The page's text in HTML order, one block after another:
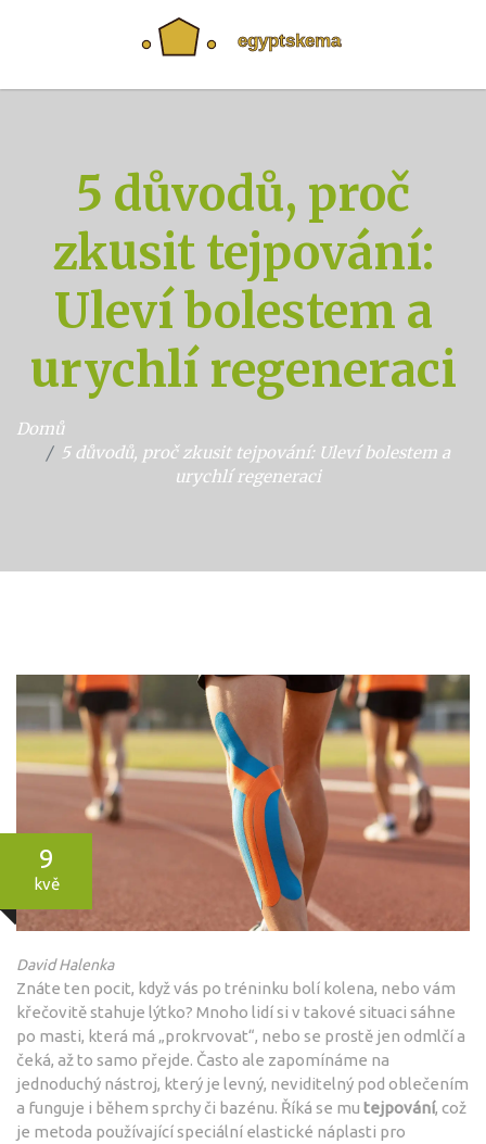
5 důvodů, proč
zkusit tejpování:
Uleví bolestem a
urychlí regeneraci
Domů
5 důvodů, proč zkusit tejpování: Uleví bolestem a
urychlí regeneraci
9
kvě
David Halenka
Znáte ten pocit, když vás po tréninku bolí kolena, nebo vám
křečovitě stahuje lýtko? Mnoho lidí si v takové situaci sáhne
po masti, která má „prokrvovat“, nebo se prostě jen odmlčí a
čeká, až to samo přejde. Často ale zapomínáme na
jednoduchý nástroj, který je levný, neviditelný pod oblečením
a funguje i během sprchy či bazénu. Říká se mu tejpování, což
je metoda používající speciální elastické náplasti pro